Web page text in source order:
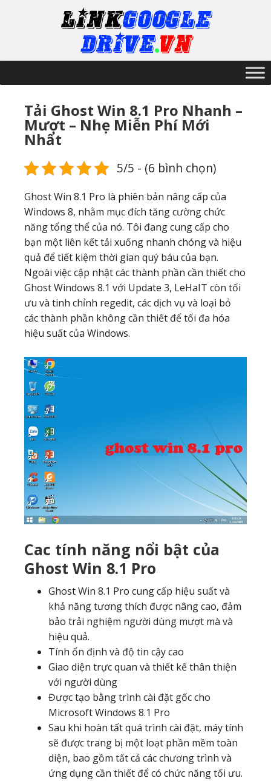
Tải Ghost Win 8.1 Pro Nhanh –
Mượt – Nhẹ Miễn Phí Mới
Nhất
5/5 - (6 bình chọn)
Ghost Win 8.1 Pro là phiên bản nâng cấp của
Windows 8, nhằm mục đích tăng cường chức
năng tổng thể của nó. Tôi đang cung cấp cho
bạn một liên kết tải xuống nhanh chóng và hiệu
quả để tiết kiệm thời gian quý báu của bạn.
Ngoài việc cập nhật các thành phần cần thiết cho
Ghost Windows 8.1 với Update 3, LeHaIT còn tối
ưu và tinh chỉnh regedit, các dịch vụ và loại bỏ
các thành phần không cần thiết để tối đa hóa
hiệu suất của Windows.
Cac tính năng nổi bật của
Ghost Win 8.1 Pro
Ghost Win 8.1 Pro cung cấp hiệu suất và
khả năng tương thích được nâng cao, đảm
bảo trải nghiệm người dùng mượt mà và
hiệu quả.
Tính ổn định và độ tin cậy cao
Giao diện trực quan và thiết kế thân thiện
với người dùng
Được tạo bằng trình cài đặt gốc cho
Microsoft Windows 8.1 Pro
Sau khi hoàn tất quá trình cài đặt, máy tính
sẽ được trang bị một loạt phần mềm toàn
diện, bao gồm tất cả các chương trình và
ứng dụng cần thiết để có chức năng tối ưu.